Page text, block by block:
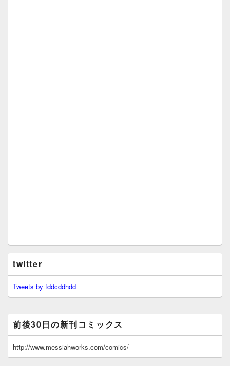
twitter
Tweets by fddcddhdd
前後30日の新刊コミックス
http://www.messiahworks.com/comics/